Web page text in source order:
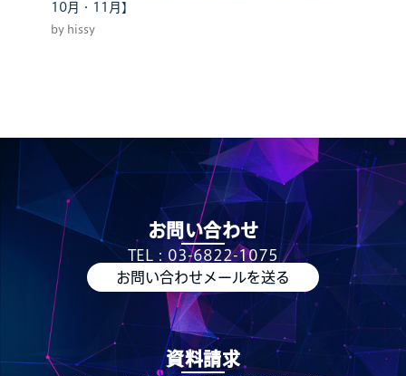
10月・11月】
by hissy
お問い合わせ
TEL：03-6822-1075
お問い合わせメールを送る
資料請求